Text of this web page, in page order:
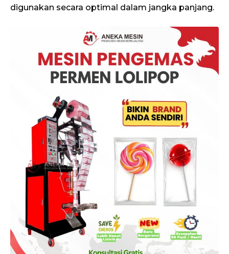
digunakan secara optimal dalam jangka panjang.